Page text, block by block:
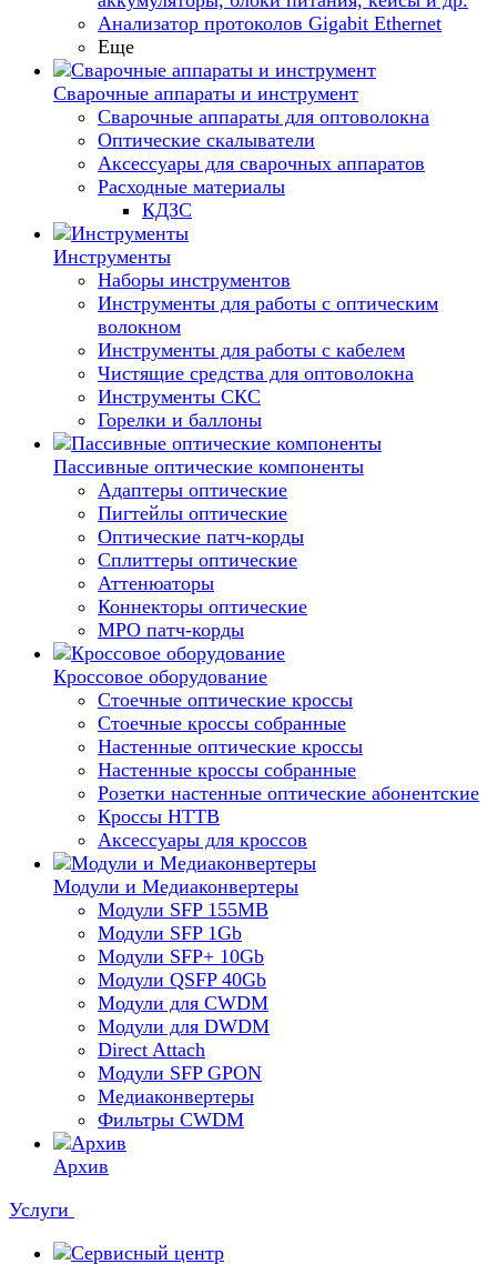
Анализатор протоколов Gigabit Ethernet
Еще
Сварочные аппараты и инструмент
Сварочные аппараты для оптоволокна
Оптические скалыватели
Аксессуары для сварочных аппаратов
Расходные материалы
КДЗС
Инструменты
Наборы инструментов
Инструменты для работы с оптическим
волокном
Инструменты для работы с кабелем
Чистящие средства для оптоволокна
Инструменты СКС
Горелки и баллоны
Пассивные оптические компоненты
Адаптеры оптические
Пигтейлы оптические
Оптические патч-корды
Сплиттеры оптические
Аттенюаторы
Коннекторы оптические
MPO патч-корды
Кроссовое оборудование
Стоечные оптические кроссы
Стоечные кроссы собранные
Настенные оптические кроссы
Настенные кроссы собранные
Розетки настенные оптические абонентские
Кроссы HTTB
Аксессуары для кроссов
Модули и Медиаконвертеры
Модули SFP 155MB
Модули SFP 1Gb
Модули SFP+ 10Gb
Модули QSFP 40Gb
Модули для CWDM
Модули для DWDM
Direct Attach
Модули SFP GPON
Медиаконвертеры
Фильтры CWDM
Архив
Услуги